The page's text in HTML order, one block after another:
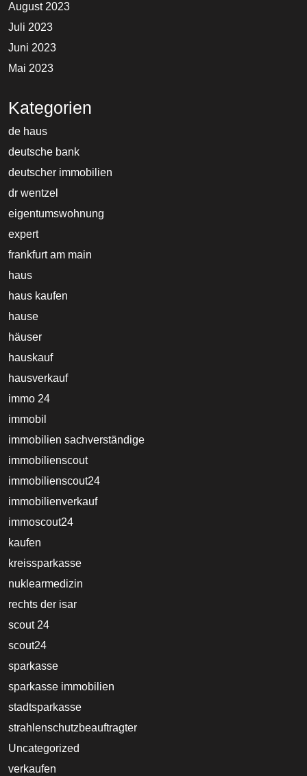
August 2023
Juli 2023
Juni 2023
Mai 2023
Kategorien
de haus
deutsche bank
deutscher immobilien
dr wentzel
eigentumswohnung
expert
frankfurt am main
haus
haus kaufen
hause
häuser
hauskauf
hausverkauf
immo 24
immobil
immobilien sachverständige
immobilienscout
immobilienscout24
immobilienverkauf
immoscout24
kaufen
kreissparkasse
nuklearmedizin
rechts der isar
scout 24
scout24
sparkasse
sparkasse immobilien
stadtsparkasse
strahlenschutzbeauftragter
Uncategorized
verkaufen